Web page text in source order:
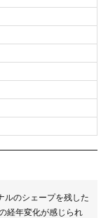
ルのシェープを残した
経年変化が感じられ